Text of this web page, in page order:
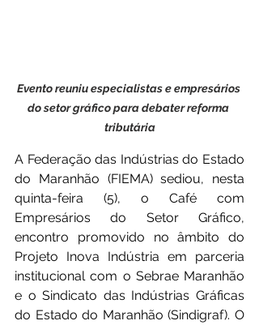
Evento reuniu especialistas e empresários
do setor gráfico para debater reforma
tributária
A Federação das Indústrias do Estado
do Maranhão (FIEMA) sediou, nesta
quinta-feira (5), o Café com
Empresários do Setor Gráfico,
encontro promovido no âmbito do
Projeto Inova Indústria em parceria
institucional com o Sebrae Maranhão
e o Sindicato das Indústrias Gráficas
do Estado do Maranhão (Sindigraf). O